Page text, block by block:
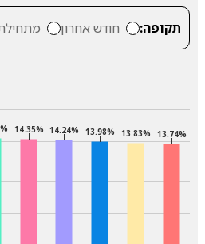
תקופה: חודש אחרון
14.35% 14.24% 13.98% 13.83% 13.74%